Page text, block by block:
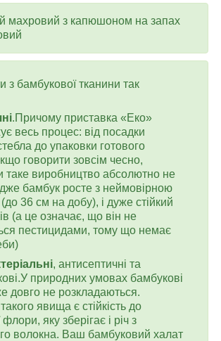
махровий з капюшоном на запах
з бамбукової тканини так
.Причому приставка «Еко»
весь процес: від посадки
до упаковки готового
говорити зовсім чесно,
таке виробництво абсолютно не
бамбук росте з неймовірною
36 см на добу), і дуже стійкий
(а це означає, що він не
пестицидами, тому що немає
, антисептичні та
природних умовах бамбукові
довго не розкладаються.
явища є стійкість до
яку зберігає і річ з
волокна. Ваш бамбуковий халат